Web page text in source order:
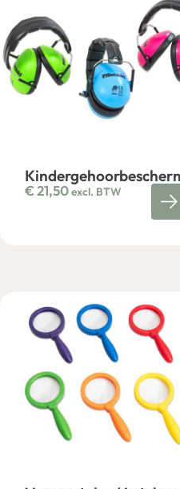
€21,50excl. BTW